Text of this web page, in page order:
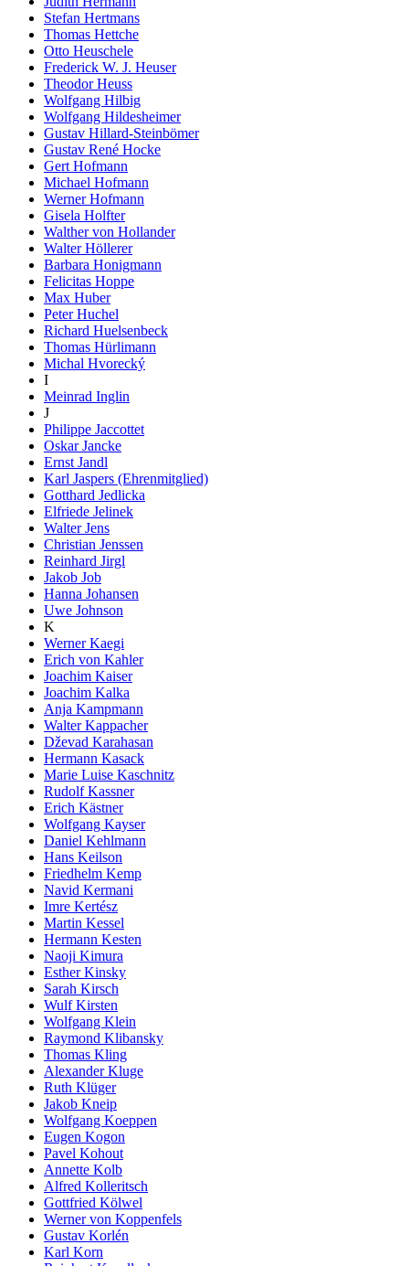
Stefan Hertmans
Thomas Hettche
Otto Heuschele
Frederick W. J. Heuser
Theodor Heuss
Wolfgang Hilbig
Wolfgang Hildesheimer
Gustav Hillard-Steinbömer
Gustav René Hocke
Gert Hofmann
Michael Hofmann
Werner Hofmann
Gisela Holfter
Walther von Hollander
Walter Höllerer
Barbara Honigmann
Felicitas Hoppe
Max Huber
Peter Huchel
Richard Huelsenbeck
Thomas Hürlimann
Michal Hvorecký
I
Meinrad Inglin
J
Philippe Jaccottet
Oskar Jancke
Ernst Jandl
Karl Jaspers (Ehrenmitglied)
Gotthard Jedlicka
Elfriede Jelinek
Walter Jens
Christian Jenssen
Reinhard Jirgl
Jakob Job
Hanna Johansen
Uwe Johnson
K
Werner Kaegi
Erich von Kahler
Joachim Kaiser
Joachim Kalka
Anja Kampmann
Walter Kappacher
Dževad Karahasan
Hermann Kasack
Marie Luise Kaschnitz
Rudolf Kassner
Erich Kästner
Wolfgang Kayser
Daniel Kehlmann
Hans Keilson
Friedhelm Kemp
Navid Kermani
Imre Kertész
Martin Kessel
Hermann Kesten
Naoji Kimura
Esther Kinsky
Sarah Kirsch
Wulf Kirsten
Wolfgang Klein
Raymond Klibansky
Thomas Kling
Alexander Kluge
Ruth Klüger
Jakob Kneip
Wolfgang Koeppen
Eugen Kogon
Pavel Kohout
Annette Kolb
Alfred Kolleritsch
Gottfried Kölwel
Werner von Koppenfels
Gustav Korlén
Karl Korn